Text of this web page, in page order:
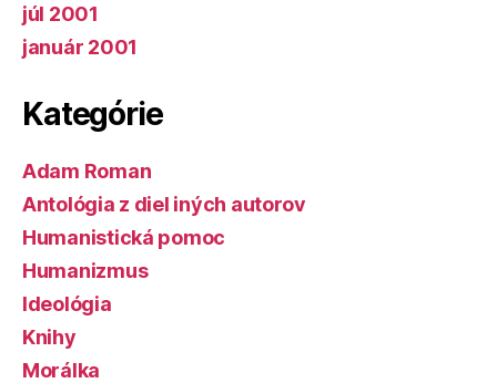
júl 2001
január 2001
Kategórie
Adam Roman
Antológia z diel iných autorov
Humanistická pomoc
Humanizmus
Ideológia
Knihy
Morálka